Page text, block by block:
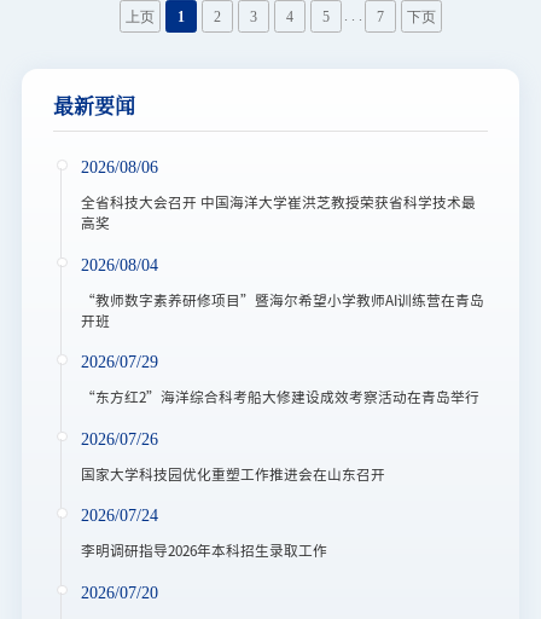
上页 1 2 3 4 5 . . . 7 下页
最新要闻
2026/08/06
全省科技大会召开 中国海洋大学崔洪芝教授荣获省科学技术最
高奖
2026/08/04
“教师数字素养研修项目”暨海尔希望小学教师AI训练营在青岛
开班
2026/07/29
“东方红2”海洋综合科考船大修建设成效考察活动在青岛举行
2026/07/26
国家大学科技园优化重塑工作推进会在山东召开
2026/07/24
李明调研指导2026年本科招生录取工作
2026/07/20